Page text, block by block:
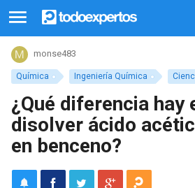
Química Ingeniería Química
monse483
¿Qué diferencia hay
disolver ácido
en benceno?